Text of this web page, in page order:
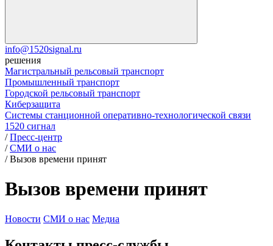
info@1520signal.ru
решения
Магистральный рельсовый транспорт
Промышленный транспорт
Городской рельсовый транспорт
Киберзащита
Системы станционной оперативно-технологической связи
1520 сигнал
/Пресс-центр
/СМИ о нас
/Вызов времени принят
Вызов времени принят
Новости СМИ о нас Медиа